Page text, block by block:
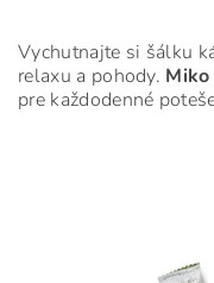
Vychutnajte si šálku
relaxu a pohody.
pre každodenné